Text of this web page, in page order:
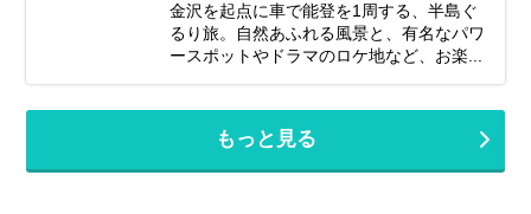
金沢を起点に車で能登を1周する、半島ぐ
るり旅。自然あふれる風景と、有名なパワ
ースポットやドラマのロケ地など、お楽...
もっと見る